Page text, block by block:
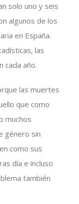
solo uno y seis
algunos de los
en España.
las
cada año.
las muertes
que como
muchos
género sin
como sus
día e incluso
también